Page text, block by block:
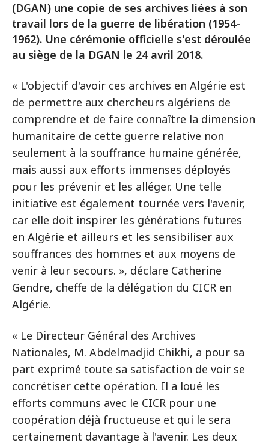
(DGAN) une copie de ses archives liées à son
travail lors de la guerre de libération (1954-
1962). Une cérémonie officielle s'est déroulée
au siège de la DGAN le 24 avril 2018.
« L'objectif d'avoir ces archives en Algérie est
de permettre aux chercheurs algériens de
comprendre et de faire connaître la dimension
humanitaire de cette guerre relative non
seulement à la souffrance humaine générée,
mais aussi aux efforts immenses déployés
pour les prévenir et les alléger. Une telle
initiative est également tournée vers l'avenir,
car elle doit inspirer les générations futures
en Algérie et ailleurs et les sensibiliser aux
souffrances des hommes et aux moyens de
venir à leur secours. », déclare Catherine
Gendre, cheffe de la délégation du CICR en
Algérie.
« Le Directeur Général des Archives
Nationales, M. Abdelmadjid Chikhi, a pour sa
part exprimé toute sa satisfaction de voir se
concrétiser cette opération. Il a loué les
efforts communs avec le CICR pour une
coopération déjà fructueuse et qui le sera
certainement davantage à l'avenir. Les deux